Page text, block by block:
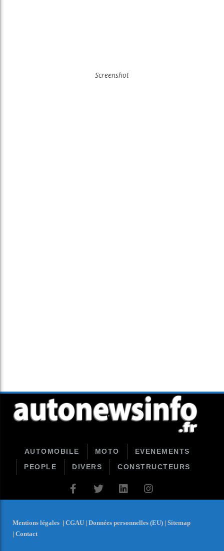
Screenshot
AUTOMOBILE MOTO
EVENEMENTS
PEOPLE
DIVERS CONSTRUCTEURS
Mentions légales | CGAU | Données personnelles (EU) | Sitemap
| Contact